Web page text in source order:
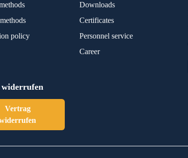
policy
Vertrag
Downloads
Certificates
Personnel service
Career